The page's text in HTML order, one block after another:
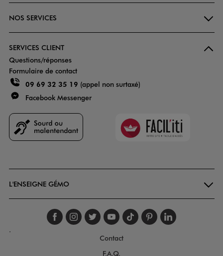
NOS SERVICES
SERVICES CLIENT
Questions/réponses
Formulaire de contact
09 69 32 35 19 (appel non surtaxé)
Facebook Messenger
Faciliti
L'ENSEIGNE GÉMO
Suivez-nous sur
Suivez-nous sur
Suivez-nous sur
Suivez-nous
Suivez-nous
Suivez-
.
Contact
F.A.Q.